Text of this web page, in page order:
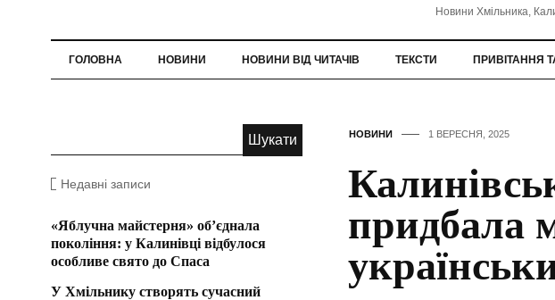
Новини Хмільника,
ГОЛОВНА НОВИНИ НОВИНИ ВІД ЧИТАЧІВ ТЕКСТИ ПРИВІТАННЯ
НОВИНИ 1 ВЕРЕСНЯ, 2025
придбала
Недавні записи
«Яблучна майстерня» об’єднала
покоління: у Калинівці відбулося
особливе свято до Спаса
У Хмільнику створять сучасний